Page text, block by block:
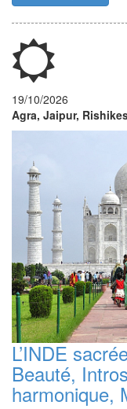
19/10/2026
Agra, Jaipur,
L’INDE
Beauté,
harmonique,